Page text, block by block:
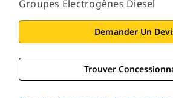
Groupes Électrogènes Diesel
Demander Un
Trouver